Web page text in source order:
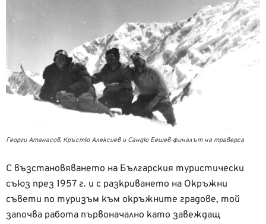
Георги Атанасов, Кръстю Алексиев и Сандю Бешев-финалът на траверса
С възстановяването на Българския туристически
съюз през 1957 г. и с разкриването на Окръжни
съвети по туризъм към окръжните градове, той
започва работа първоначално като завеждащ